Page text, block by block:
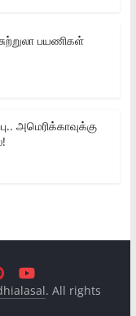
பயணிகள்
அமெரிக்காவுக்கு
. All rights